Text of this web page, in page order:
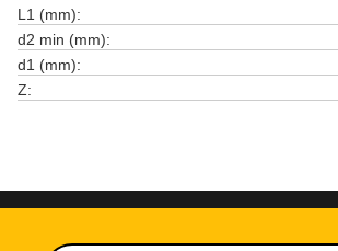
L1 (mm)
d2 min (mm)
d1 (mm)
Z